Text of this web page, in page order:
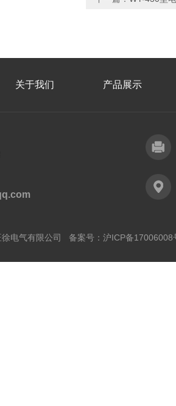
关于我们 产品展示
电气有限公司 备案号： 沪ICP备17006008